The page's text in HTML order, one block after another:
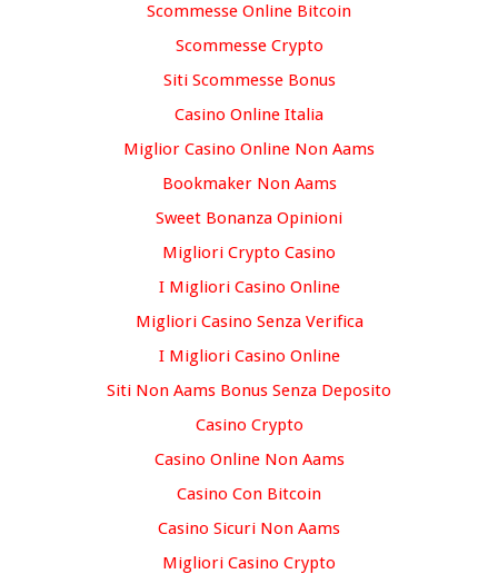
Scommesse Online Bitcoin
Scommesse Crypto
Siti Scommesse Bonus
Casino Online Italia
Miglior Casino Online Non Aams
Bookmaker Non Aams
Sweet Bonanza Opinioni
Migliori Crypto Casino
I Migliori Casino Online
Migliori Casino Senza Verifica
I Migliori Casino Online
Siti Non Aams Bonus Senza Deposito
Casino Crypto
Casino Online Non Aams
Casino Con Bitcoin
Casino Sicuri Non Aams
Migliori Casino Crypto